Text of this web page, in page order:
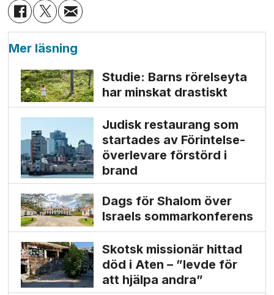
Mer läsning
Studie: Barns rörelseyta
har minskat drastiskt
Judisk restaurang som
startades av Förintelse­
överlevare förstörd i
brand
Dags för Shalom över
Israels sommarkonferens
Skotsk missionär hittad
död i Aten – ”levde för
att hjälpa andra”